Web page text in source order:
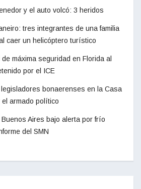
y el auto volcó: 3 heridos
tres integrantes de una familia
caer un helicóptero turístico
máxima seguridad en Florida al
por el ICE
bonaerenses en la Casa
armado político
Aires bajo alerta por frío
del SMN